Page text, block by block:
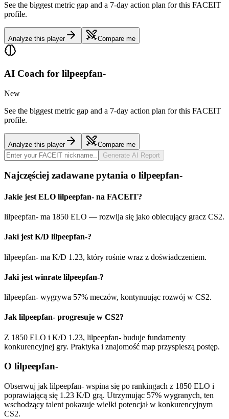
See the biggest metric gap and a 7-day action plan for this FACEIT
profile.
Analyze this player Compare me
AI Coach for lilpeepfan-
New
See the biggest metric gap and a 7-day action plan for this FACEIT
profile.
Analyze this player
Compare me
Generate AI Report
Najczęściej zadawane pytania o lilpeepfan-
Jakie jest ELO lilpeepfan- na FACEIT?
lilpeepfan- ma 1850 ELO — rozwija się jako obiecujący gracz CS2.
Jaki jest K/D lilpeepfan-?
lilpeepfan- ma K/D 1.23, który rośnie wraz z doświadczeniem.
Jaki jest winrate lilpeepfan-?
lilpeepfan- wygrywa 57% meczów, kontynuując rozwój w CS2.
Jak lilpeepfan- progresuje w CS2?
Z 1850 ELO i K/D 1.23, lilpeepfan- buduje fundamenty
konkurencyjnej gry. Praktyka i znajomość map przyspieszą postęp.
O lilpeepfan-
Obserwuj jak lilpeepfan- wspina się po rankingach z 1850 ELO i
poprawiającą się 1.23 K/D grą. Utrzymując 57% wygranych, ten
wschodzący talent pokazuje wielki potencjał w konkurencyjnym
CS2.